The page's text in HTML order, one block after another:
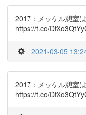
2017：メッケル憩室
https://t.co/
2021-03-05
2017：メッケル憩室
https://t.co/